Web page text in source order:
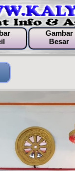
Gambar
Besar